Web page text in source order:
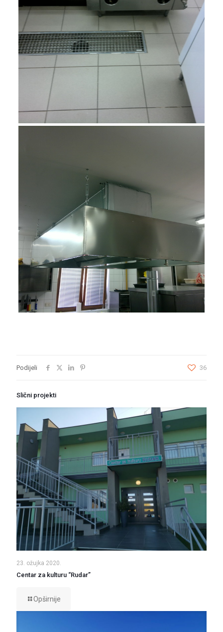
Podijeli 36
Slični projekti
23. ožujka 2020.
Centar za kulturu “Rudar”
Opširnije